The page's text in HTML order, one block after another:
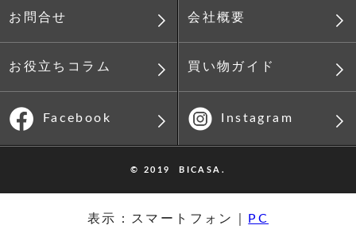
お問合せ 会社概要
お役立ちコラム 買い物ガイド
Facebook Instagram
© 2019 BICASA.
表示：スマートフォン｜ PC